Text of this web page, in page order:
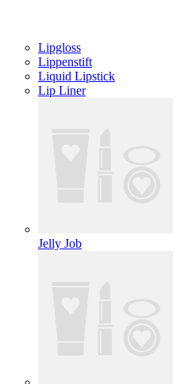
Lipgloss
Lippenstift
Liquid Lipstick
Lip Liner
Jelly Job